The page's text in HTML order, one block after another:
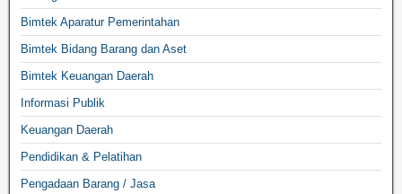
Bimtek Aparatur Pemerintahan
Bimtek Bidang Barang dan Aset
Bimtek Keuangan Daerah
Informasi Publik
Keuangan Daerah
Pendidikan & Pelatihan
Pengadaan Barang / Jasa